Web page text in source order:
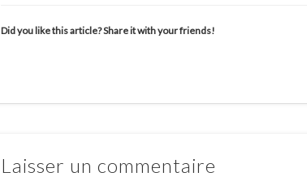
Did you like this article? Share it with your friends!
Laisser un commentaire